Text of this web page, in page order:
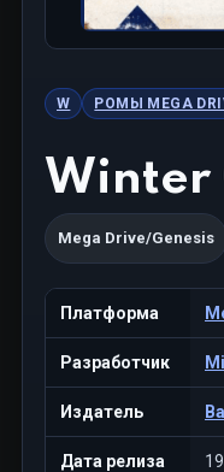
W РОМЫ MEGA
Winter
Mega Drive/Genesis
Платформа
Разработчик
Издатель
Дата релиза